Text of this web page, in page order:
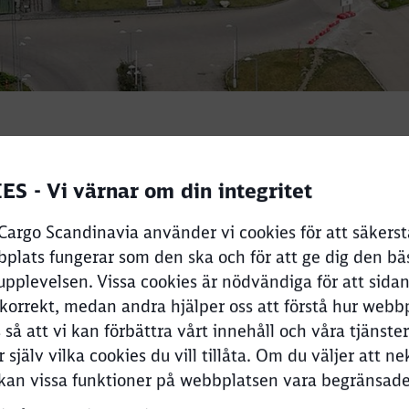
- Vi värnar om din integritet
Scandinavia använder vi cookies för att
fungerar som den ska och för att ge dig den
Vissa cookies är nödvändiga för att
medan andra hjälper oss att förstå hur
så att vi kan förbättra vårt innehåll och våra
själv vilka cookies du vill tillåta. Om du väljer att
vissa funktioner på webbplatsen vara
Høje Taastrup combined terminal
Høje Taastrup terminal, Estlands Allé 10, 2630 Taastrup
×
Close
Would you like to be forwarded to?